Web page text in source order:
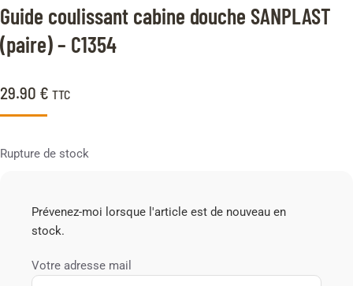
Guide coulissant cabine douche SANPLAST
(paire) – C1354
29.90 € TTC
Rupture de stock
Prévenez-moi lorsque l'article est de nouveau en
stock.
Votre adresse mail